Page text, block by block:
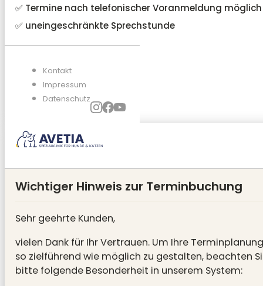
✅ Termine nach telefonischer Voranmeldung möglich
✅ uneingeschränkte Sprechstunde
Kontakt
Impressum
Datenschutz
Wichtiger Hinweis zur Terminbuchung
Sehr geehrte Kunden,
vielen Dank für Ihr Vertrauen. Um Ihre
so zielführend wie möglich zu gestalten, beachten
bitte folgende Besonderheit in unserem System: